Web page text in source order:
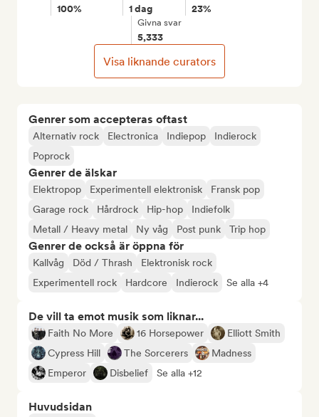
Genrer som accepteras oftast
Alternativ rock Electronica Indiepop
Indierock
Poprock
Genrer de älskar
Elektropop Experimentell elektronisk
Fransk pop
Garage rock
Hårdrock Hip-hop
Indiefolk
Metall / Heavy metal
Ny våg Post punk Trip hop
Genrer de också är öppna för
Kallvåg Död / Thrash
Elektronisk rock
Experimentell rock
Hardcore Indierock Se alla +4
De vill ta emot musik som liknar...
Faith No More 16 Horsepower
Elliott Smith
Cypress Hill
The Sorcerers
Madness
Emperor
Disbelief Se alla +12
Huvudsidan
100% 1 dag 23%
Givna svar
5,333
Visa liknande curators